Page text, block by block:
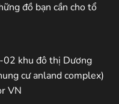
đồ bạn cần cho tổ
khu đô thị Dương
cư anland complex)
VN